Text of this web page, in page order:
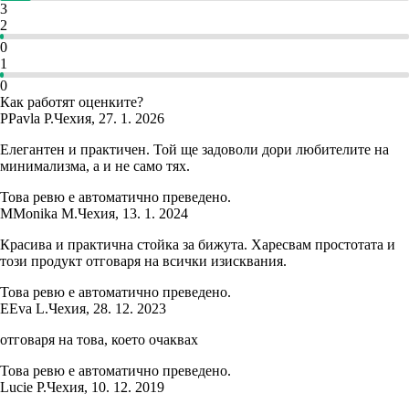
3
2
0
1
0
Как работят оценките?
PPavla P.Чехия, 27. 1. 2026
Елегантен и практичен. Той ще задоволи дори любителите на
минимализма, а и не само тях.
Това ревю е автоматично преведено.
MMonika M.Чехия, 13. 1. 2024
Красива и практична стойка за бижута. Харесвам простотата и
този продукт отговаря на всички изисквания.
Това ревю е автоматично преведено.
EEva L.Чехия, 28. 12. 2023
отговаря на това, което очаквах
Това ревю е автоматично преведено.
Lucie P.Чехия, 10. 12. 2019